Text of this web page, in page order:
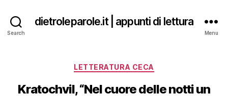
Search
dietroleparole.it | appunti di lettura
Menu
Categories
LETTERATURA CECA
Kratochvil, “Nel cuore delle notti un